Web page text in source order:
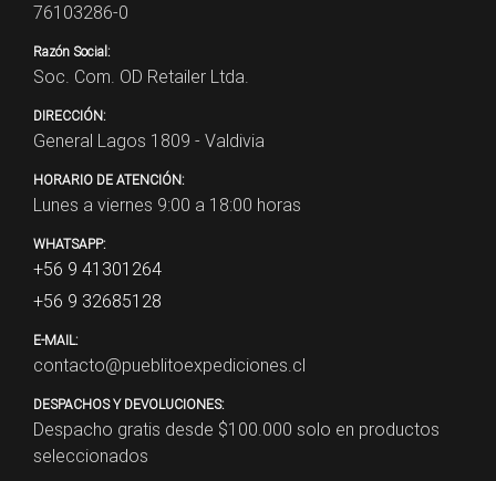
76103286-0
Razón Social:
Soc. Com. OD Retailer Ltda.
DIRECCIÓN:
General Lagos 1809 - Valdivia
HORARIO DE ATENCIÓN:
Lunes a viernes 9:00 a 18:00 horas
WHATSAPP:
+56 9 41301264
+56 9 32685128
E-MAIL:
contacto@pueblitoexpediciones.cl
DESPACHOS Y DEVOLUCIONES:
Despacho gratis desde $100.000 solo en productos
seleccionados